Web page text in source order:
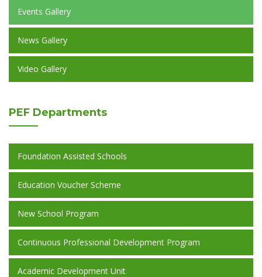
Events Gallery
News Gallery
Video Gallery
PEF Departments
Foundation Assisted Schools
Education Voucher Scheme
New School Program
Continuous Professional Development Program
Academic Development Unit